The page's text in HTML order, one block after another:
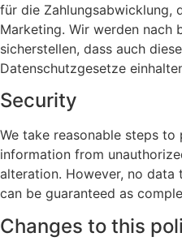
für die Zahlungsabwicklung,
Marketing. Wir werden nach
sicherstellen, dass auch
Datenschutzgesetze
Security
We take reasonable steps
information from
alteration. However, no data
can be guaranteed as
Changes to this